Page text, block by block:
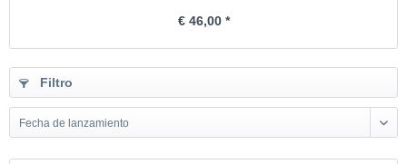
€ 46,00 *
Filtro
Fecha de lanzamiento